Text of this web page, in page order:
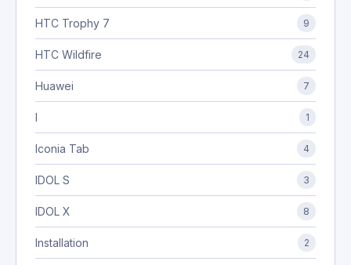
HTC Trophy 7 9
HTC Wildfire 24
Huawei 7
I 1
Iconia Tab 4
IDOL S 3
IDOL X 8
Installation 2